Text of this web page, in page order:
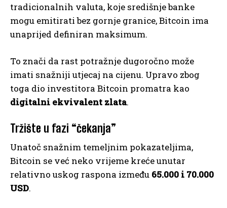
tradicionalnih valuta, koje središnje banke
mogu emitirati bez gornje granice, Bitcoin ima
unaprijed definiran maksimum.
To znači da rast potražnje dugoročno može
imati snažniji utjecaj na cijenu. Upravo zbog
toga dio investitora Bitcoin promatra kao
digitalni ekvivalent zlata.
Tržište u fazi “čekanja”
Unatoč snažnim temeljnim pokazateljima,
Bitcoin se već neko vrijeme kreće unutar
relativno uskog raspona između 65.000 i 70.000
USD.